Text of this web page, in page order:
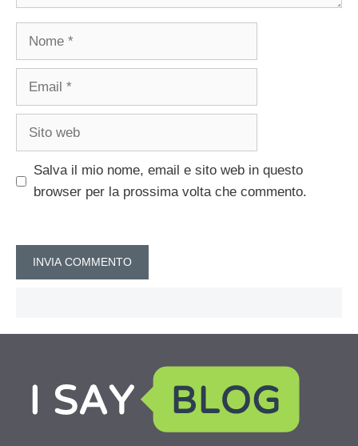
Nome
Email
Sito
Salva il mio nome, email e sito web in questo
browser per la prossima volta che commento.